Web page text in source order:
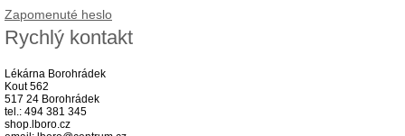
Zapomenuté heslo
Rychlý kontakt
Lékárna Borohrádek
Kout 562
517 24 Borohrádek
tel.: 494 381 345
shop.lboro.cz